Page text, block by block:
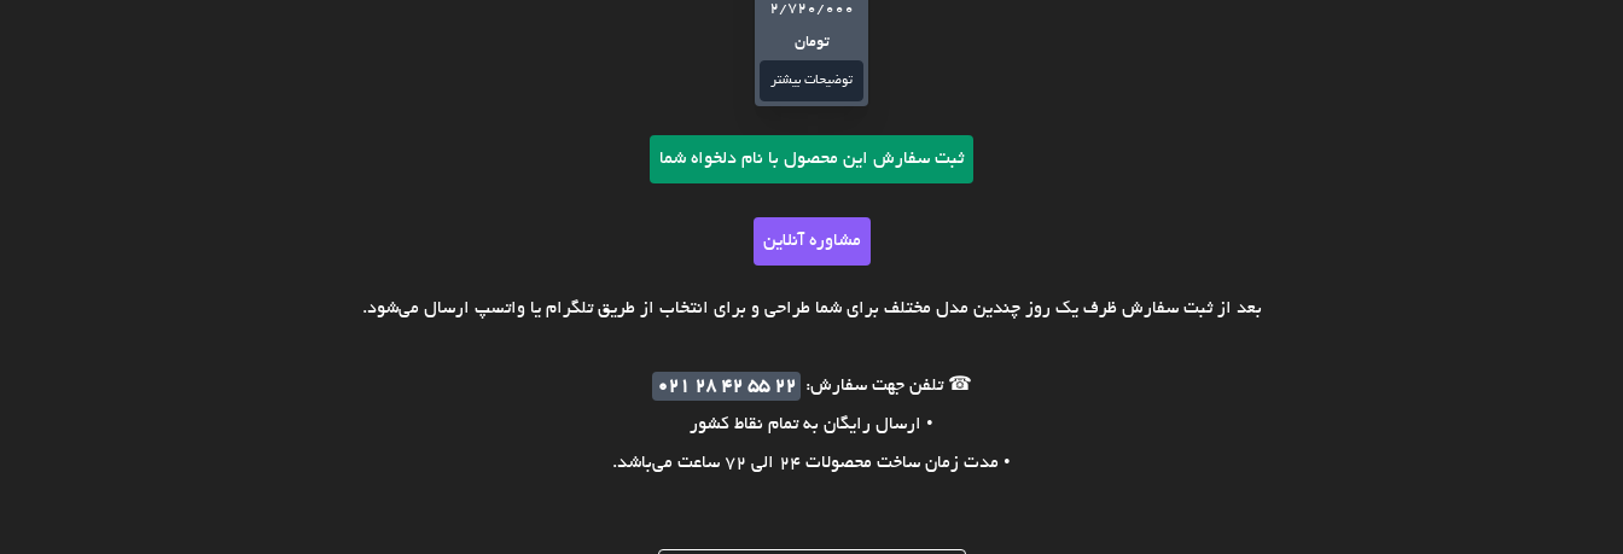
2/720/000
تومان
توضیحات بیشتر
ثبت سفارش این محصول با نام دلخواه شما
مشاوره آنلاین
بعد از ثبت سفارش ظرف یک روز چندین مدل مختلف برای شما طراحی و برای انتخاب از طریق تلگرام یا واتسپ ارسال می‌شود.
☎ تلفن جهت سفارش:
021 28 42 55 22
• ارسال رایگان به تمام نقاط کشور
• مدت زمان ساخت محصولات 24 الی 72 ساعت می‌باشد.